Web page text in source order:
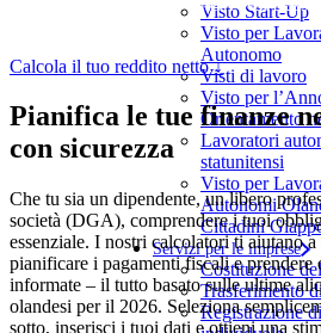
Visto Start-Up
Visto per
Autonomo
Visti di lavoro
Visto per
Orientamento
Lavoratori
statunitensi
Visto per
Autonomi
Cittadini
Servizi per le imprese
Costituzione
Trasferimento
Registrazione
Calcola il tuo reddito netto ↓
Pianifica le tue finanze
con sicurezza
Che tu sia un dipendente, un libero
società (DGA), comprendere i tuoi
essenziale. I nostri calcolatori ti aiutano
pianificare i pagamenti fiscali e
informate – il tutto basato sulle ultime
olandesi per il 2026. Seleziona
sotto, inserisci i tuoi dati e ottieni una